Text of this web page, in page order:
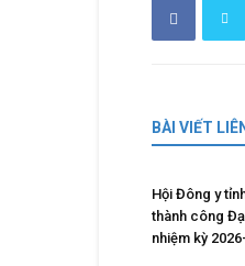
BÀI VIẾT
Hội Đông y
thành công
nhiệm kỳ